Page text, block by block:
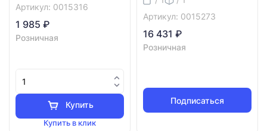
Артикул: 0015316
1 985 ₽
Розничная
Купить
Купить в клик
Артикул: 0015273
16 431 ₽
Розничная
Подписаться